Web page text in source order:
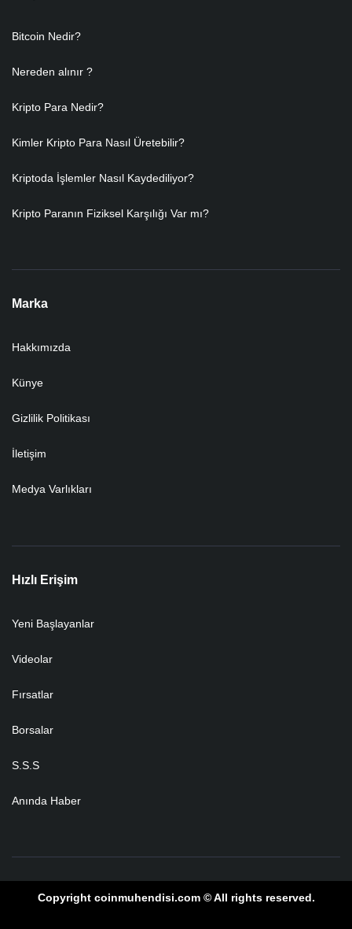
Bitcoin Nedir?
Nereden alınır ?
Kripto Para Nedir?
Kimler Kripto Para Nasıl Üretebilir?
Kriptoda İşlemler Nasıl Kaydediliyor?
Kripto Paranın Fiziksel Karşılığı Var mı?
Marka
Hakkımızda
Künye
Gizlilik Politikası
İletişim
Medya Varlıkları
Hızlı Erişim
Yeni Başlayanlar
Videolar
Fırsatlar
Borsalar
S.S.S
Anında Haber
Copyright coinmuhendisi.com © All rights reserved.